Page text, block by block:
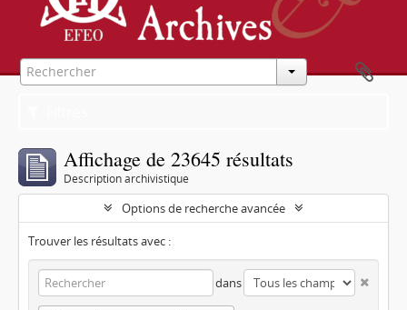
Affichage de 23645 résultats
Description archivistique
Options de recherche avancée
Trouver les résultats avec :
dans